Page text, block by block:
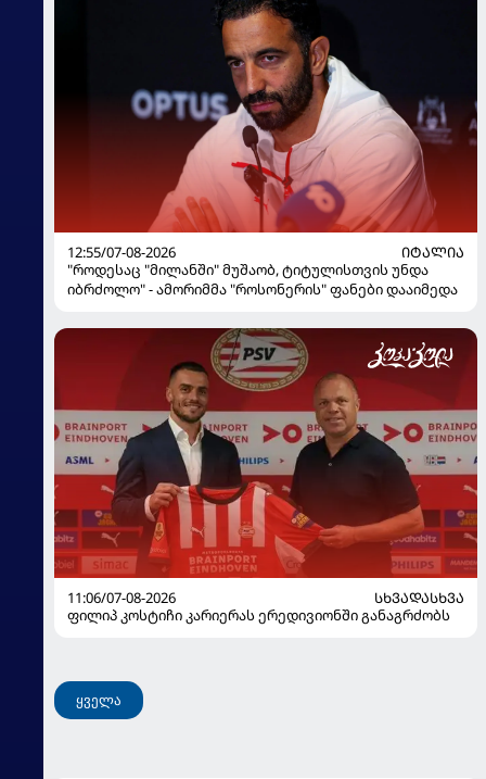
12:55/07-08-2026
ᲘᲢᲐᲚᲘᲐ
"როდესაც "მილანში" მუშაობ, ტიტულისთვის უნდა
იბრძოლო" - ამორიმმა "როსონერის" ფანები დააიმედა
11:06/07-08-2026
ᲡᲮᲕᲐᲓᲐᲡᲮᲕᲐ
ფილიპ კოსტიჩი კარიერას ერედივიონში განაგრძობს
ყველა